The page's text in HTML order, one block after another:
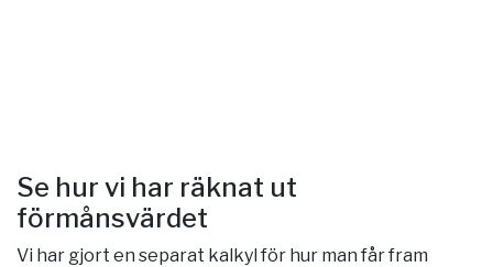
Se hur vi har räknat ut
förmånsvärdet
Vi har gjort en separat kalkyl för hur man får fram